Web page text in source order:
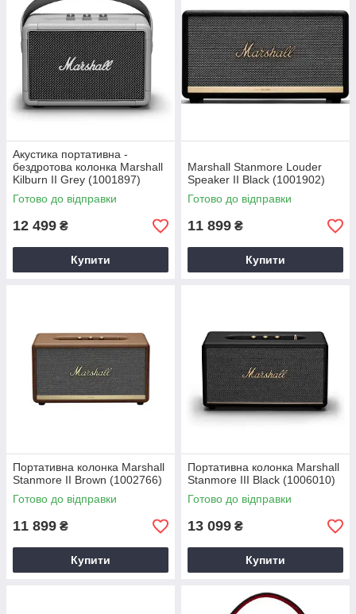
Акустика портативна -
бездротова колонка Marshall
Kilburn II Grey (1001897)
Готово до відправки
12 499 ₴
Купити
Marshall Stanmore Louder
Speaker II Black (1001902)
Готово до відправки
11 899 ₴
Купити
Портативна колонка Marshall
Stanmore II Brown (1002766)
Готово до відправки
11 899 ₴
Купити
Портативна колонка Marshall
Stanmore III Black (1006010)
Готово до відправки
13 099 ₴
Купити